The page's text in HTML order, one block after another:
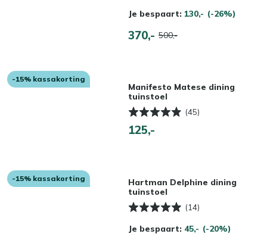
Je bespaart: 130,- (-26%)
370,- 500,-
-15% kassakorting
Manifesto Matese dining
tuinstoel
(45)
125,-
-15% kassakorting
Hartman Delphine dining
tuinstoel
(14)
Je bespaart: 45,- (-20%)